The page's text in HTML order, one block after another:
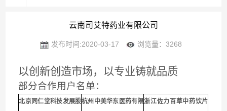
云南司艾特药业有限公司
发布时间:2020-03-17 浏览量：3268
以创新创造市场，以专业铸就品质
部分合作用户名单：
北京同仁堂科技发展股杭州中美华东医药有限浙江佐力百草中药饮片